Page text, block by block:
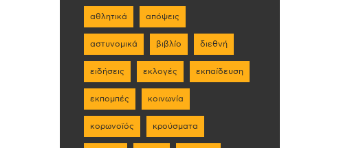
αθλητικά απόψεις
αστυνομικά βιβλίο διεθνή
ειδήσεις εκλογές εκπαίδευση
εκπομπές κοινωνία
κορωνοϊός κρούσματα